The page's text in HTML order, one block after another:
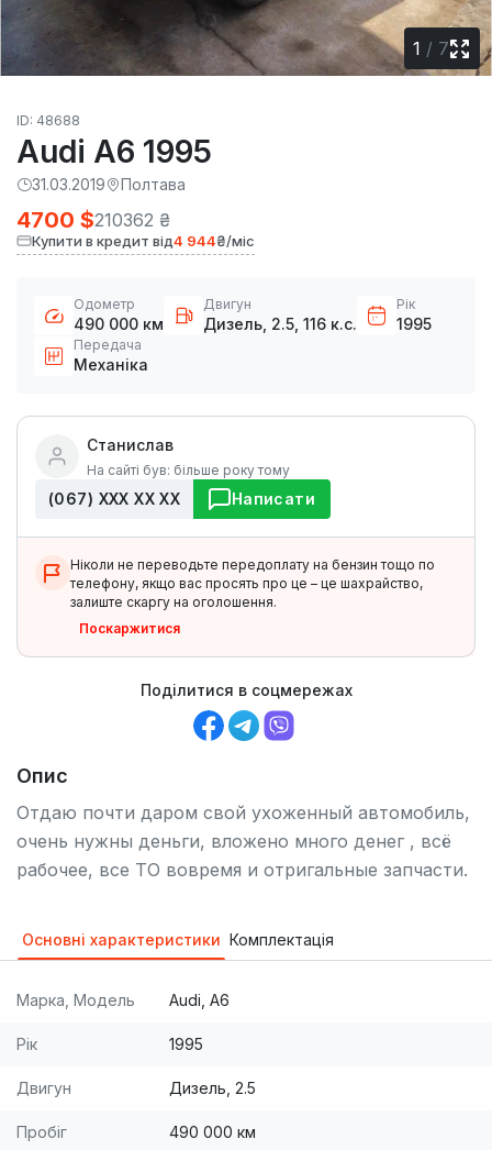
1 / 7
ID: 48688
Audi A6 1995
31.03.2019 Полтава
4700 $210362 ₴
Купити в кредит від4 944₴/міс
Одометр
490 000 км
Двигун
Дизель, 2.5, 116 к.с.
Рік
1995
Передача
Механіка
Станислав
На сайті був: більше року тому
(067) ХХХ ХХ ХХ Написати
Ніколи не переводьте передоплату на бензин тощо по
телефону, якщо вас просять про це – це шахрайство,
залиште скаргу на оголошення.
Поскаржитися
Поділитися в соцмережах
Опис
Отдаю почти даром свой ухоженный автомобиль,
очень нужны деньги, вложено много денег , всё
рабочее, все ТО вовремя и отригальные запчасти.
Основні характеристики Комплектація
Марка, Модель Audi, A6
Рік 1995
Двигун Дизель, 2.5
Пробіг 490 000 км